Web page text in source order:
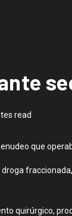
read
que
droga
quirúrgico,